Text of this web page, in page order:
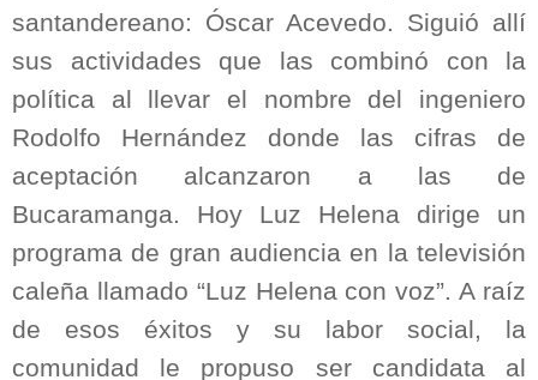
santandereano: Óscar Acevedo. Siguió allí
sus actividades que las combinó con la
política al llevar el nombre del ingeniero
Rodolfo Hernández donde las cifras de
aceptación alcanzaron a las de
Bucaramanga. Hoy Luz Helena dirige un
programa de gran audiencia en la televisión
caleña llamado “Luz Helena con voz”. A raíz
de esos éxitos y su labor social, la
comunidad le propuso ser candidata al